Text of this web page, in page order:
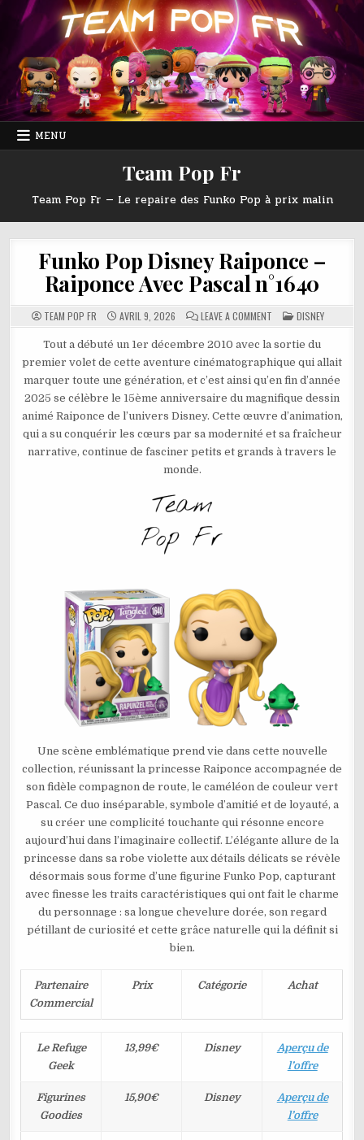
content
MENU
Team Pop Fr
Team Pop Fr — Le repaire des Funko Pop à prix malin
Funko Pop Disney Raiponce –
Raiponce Avec Pascal n°1640
TEAM POP FR AVRIL 9, 2026 LEAVE A COMMENT
FUNKO
DISNEY
–
RAIPONCE
AVEC
PASCAL
N°1640
POSTED
IN
DISNEY
Tout a débuté un 1er décembre 2010 avec la sortie du
premier volet de cette aventure cinématographique qui allait
marquer toute une génération, et c’est ainsi qu’en fin d’année
2025 se célèbre le 15ème anniversaire du magnifique dessin
animé Raiponce de l’univers Disney. Cette œuvre d’animation,
qui a su conquérir les cœurs par sa modernité et sa fraîcheur
narrative, continue de fasciner petits et grands à travers le
monde.
Une scène emblématique prend vie dans cette nouvelle
collection, réunissant la princesse Raiponce accompagnée de
son fidèle compagnon de route, le caméléon de couleur vert
Pascal. Ce duo inséparable, symbole d’amitié et de loyauté, a
su créer une complicité touchante qui résonne encore
aujourd’hui dans l’imaginaire collectif. L’élégante allure de la
princesse dans sa robe violette aux détails délicats se révèle
désormais sous forme d’une figurine Funko Pop, capturant
avec finesse les traits caractéristiques qui ont fait le charme
du personnage : sa longue chevelure dorée, son regard
pétillant de curiosité et cette grâce naturelle qui la définit si
bien.
Partenaire
Commercial
Prix Catégorie Achat
Le Refuge
Geek
13,99€ Disney
Aperçu de
l’offre
Figurines
Goodies
15,90€ Disney
Aperçu de
l’offre